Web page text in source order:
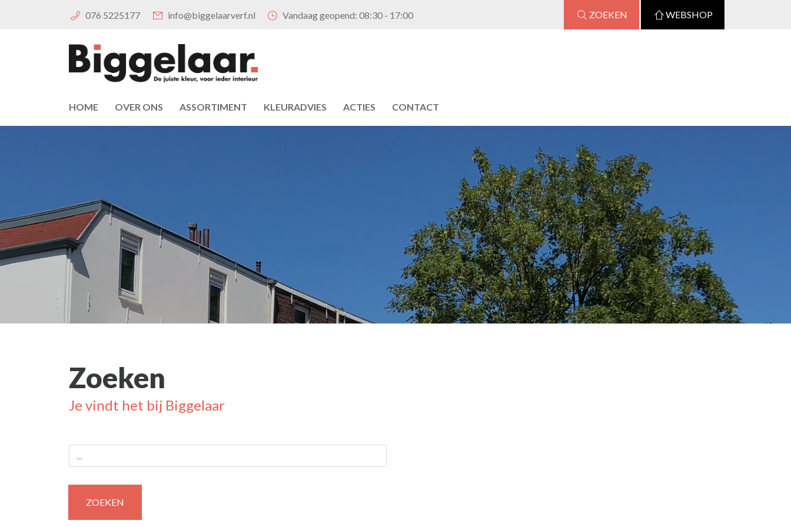
076 5225177 info@biggelaarverf.nl Vandaag geopend:08:30 - 17:00 ZOEKEN WEBSHOP
HOME OVER ONS ASSORTIMENT KLEURADVIES ACTIES CONTACT
Zoeken
Je vindt het bij Biggelaar
ZOEKEN